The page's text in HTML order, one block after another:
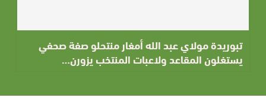
تبوريدة مولاي عبد الله أمغار منتحلو صفة صحفي
يستغلون المقاعد ولاعبات المنتخب يزورن…